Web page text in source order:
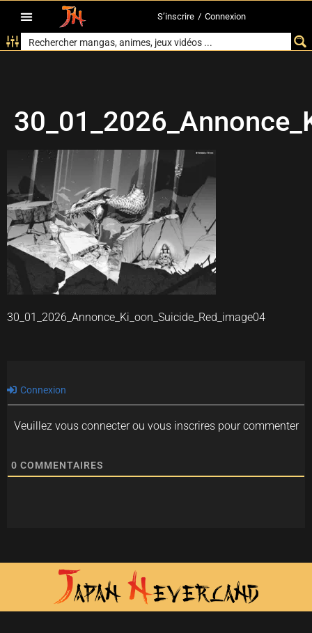
S’inscrire / Connexion
30_01_2026_Annonce_Ki_oon_Suicide_Red_image04
Connexion
Veuillez vous connecter ou vous inscrires pour commenter
0 COMMENTAIRES